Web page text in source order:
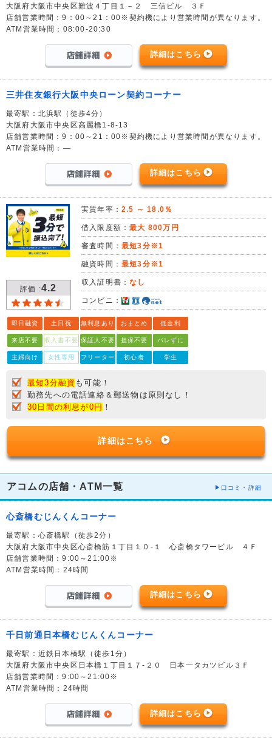
大阪府大阪市中央区難波４丁目１－２ 三信ビル ３Ｆ
店舗営業時間：9：00～21：00※契約機により営業時間が異なります。
ATM営業時間：08:00-20:30
詳細はこちら
三井住友銀行大阪中央ローン契約コーナー
最寄駅：北浜駅（徒歩4分）
大阪府大阪市中央区高麗橋1-8-13
店舗営業時間：9：00～21：00※契約機により営業時間が異なります。
ATM営業時間：―
詳細はこちら
評価 :4.2
実質年率： 2.5 ～ 18.0％
借入限度額：最大 800万円
審査時間： 最短3分※1
融資時間： 最短3分※1
収入証明書：なし
コンビニ：
即日融資 土日祝 無利息あり おまとめ 低金利
来店不要 収入書不要 保証人不要 担保不要 バレずに
主婦向け 女性専用 フリーター 初心者 学生
最短3分融資 も可能！
勤務先への電話連絡＆郵送物は原則なし！
30日間の利息が0円 ！
詳細はこちら
アコムの店舗・ATM一覧 口コミ・詳細
心斎橋むじんくんコーナー
最寄駅：心斎橋駅（徒歩2分）
大阪府大阪市中央区心斎橋筋１丁目１０-１ 心斎橋タワービル ４Ｆ
店舗営業時間：9:00～21:00※
ATM営業時間：24時間
詳細はこちら
千日前通日本橋むじんくんコーナー
最寄駅：近鉄日本橋駅（徒歩1分）
大阪府大阪市中央区日本橋１丁目１７-２０ 日本一タカツビル３Ｆ
店舗営業時間：9:00～21:00※
ATM営業時間：24時間
詳細はこちら